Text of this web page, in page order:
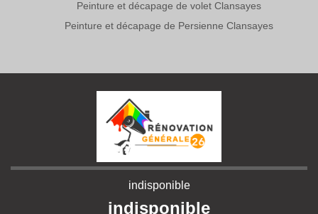
Peinture et décapage de volet Clansayes
Peinture et décapage de Persienne Clansayes
indisponible
indisponible